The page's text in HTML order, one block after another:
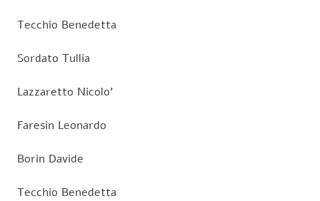
Tecchio Benedetta
Sordato Tullia
Lazzaretto Nicolo’
Faresin Leonardo
Borin Davide
Tecchio Benedetta